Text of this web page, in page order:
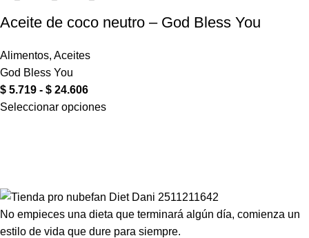
Aceite de coco neutro – God Bless You
Alimentos, Aceites
God Bless You
$ 5.719 - $ 24.606
Seleccionar opciones
No empieces una dieta que terminará algún día, comienza un
estilo de vida que dure para siempre.